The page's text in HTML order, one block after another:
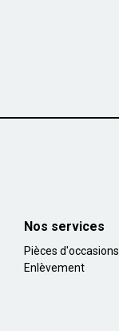
Nos services
Pièces d'occasions
Enlèvement